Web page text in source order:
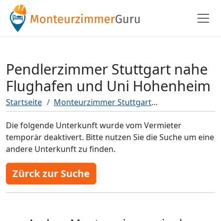
Pendlerzimmer Stuttgart nahe
Flughafen und Uni Hohenheim
Startseite Monteurzimmer Stuttgart
Die folgende Unterkunft wurde vom Vermieter
temporär deaktivert. Bitte nutzen Sie die Suche um eine
andere Unterkunft zu finden.
Zürck zur Suche